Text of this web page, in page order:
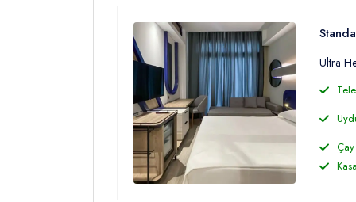
Ultra